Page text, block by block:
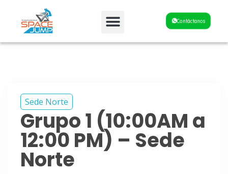
Contáctanos
Sede Norte
Grupo 1 (10:00AM a
12:00 PM) – Sede
Norte